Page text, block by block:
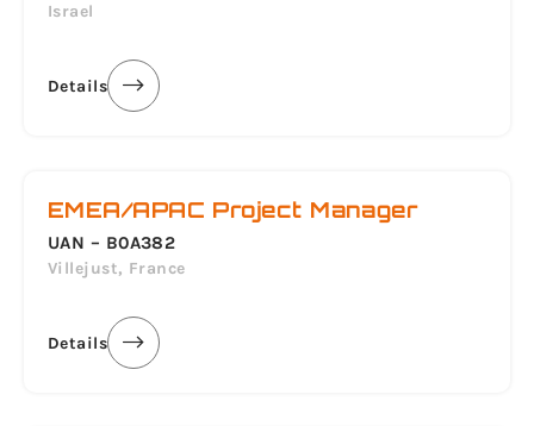
Israel
Details
EMEA/APAC Project Manager
UAN – B0A382
Villejust, France
Details